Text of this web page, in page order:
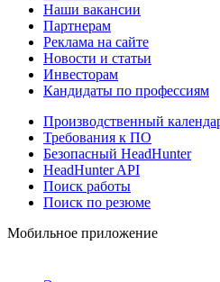
Наши вакансии
Партнерам
Реклама на сайте
Новости и статьи
Инвесторам
Кандидаты по профессиям
Производственный
Требования к ПО
Безопасный HeadHunter
HeadHunter API
Поиск работы
Поиск по резюме
Мобильное приложение